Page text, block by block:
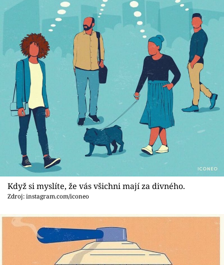
Když si myslíte, že vás všichni mají za divného.
Zdroj: instagram.com/iconeo